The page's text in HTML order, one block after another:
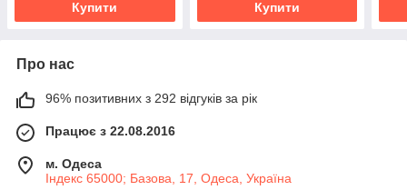
Купити Купити
Про нас
96% позитивних з 292 відгуків за рік
Працює з 22.08.2016
м. Одеса
Індекс 65000; Базова, 17, Одеса, Україна